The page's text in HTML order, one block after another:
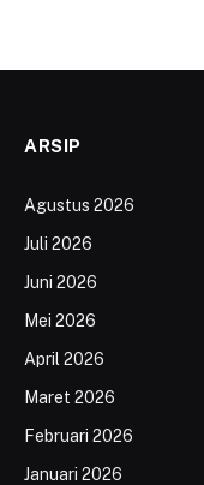
ARSIP
Agustus 2026
Juli 2026
Juni 2026
Mei 2026
April 2026
Maret 2026
Februari 2026
Januari 2026